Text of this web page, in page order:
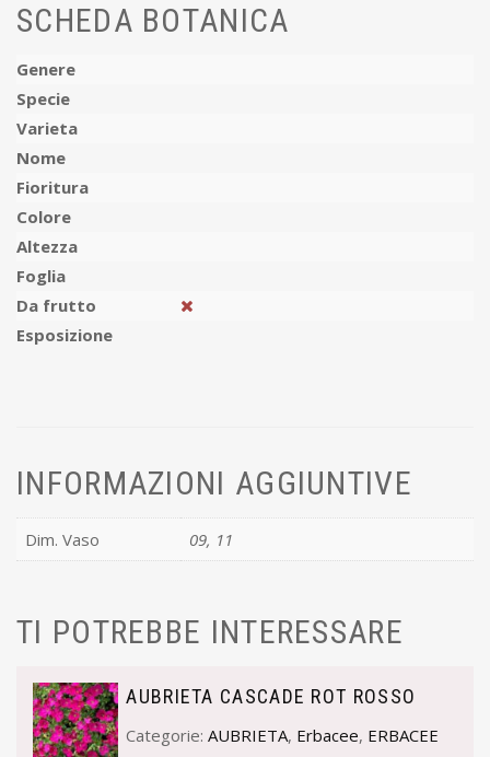
SCHEDA BOTANICA
Genere
Specie
Varieta
Nome
Fioritura
Colore
Altezza
Foglia
Da frutto
Esposizione
INFORMAZIONI AGGIUNTIVE
Dim. Vaso 09, 11
TI POTREBBE INTERESSARE
AUBRIETA CASCADE ROT ROSSO
Categorie:AUBRIETA, Erbacee, ERBACEE